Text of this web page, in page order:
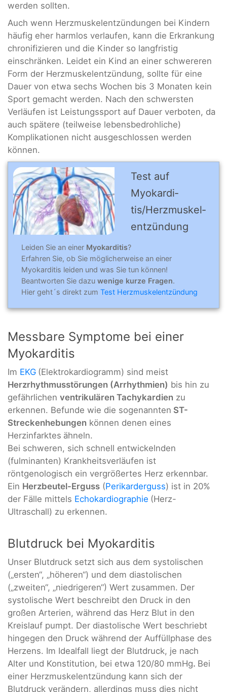
werden sollten.
Auch wenn Herzmuskelentzündungen bei Kindern
häufig eher harmlos verlaufen, kann die Erkrankung
chronifizieren und die Kinder so langfristig
einschränken. Leidet ein Kind an einer schwereren
Form der Herzmuskelentzündung, sollte für eine
Dauer von etwa sechs Wochen bis 3 Monaten kein
Sport gemacht werden. Nach den schwersten
Verläufen ist Leistungssport auf Dauer verboten, da
auch spätere (teilweise lebensbedrohliche)
Komplikationen nicht ausgeschlossen werden
können.
Test auf
Myokardi­
tis/Herz­muskel­
entzün­dung
Leiden Sie an einer Myokarditis?
Erfahren Sie, ob Sie möglicherweise an einer
Myokarditis leiden und was Sie tun können!
Beantworten Sie dazu wenige kurze Fragen.
Hier geht´s direkt zum Test Herzmuskelentzündung
Messbare Symptome bei einer
Myokarditis
Im EKG (Elektrokardiogramm) sind meist
Herzrhythmusstörungen (Arrhythmien) bis hin zu
gefährlichen ventrikulären Tachykardien zu
erkennen. Befunde wie die sogenannten ST-
Streckenhebungen können denen eines
Herzinfarktes ähneln.
Bei schweren, sich schnell entwickelnden
(fulminanten) Krankheitsverläufen ist
röntgenologisch ein vergrößertes Herz erkennbar.
Ein Herzbeutel-Erguss (Perikarderguss) ist in 20%
der Fälle mittels Echokardiographie (Herz-
Ultraschall) zu erkennen.
Blutdruck bei Myokarditis
Unser Blutdruck setzt sich aus dem systolischen
(„ersten“, „höheren“) und dem diastolischen
(„zweiten“, „niedrigeren“) Wert zusammen. Der
systolische Wert beschreibt den Druck in den
großen Arterien, während das Herz Blut in den
Kreislauf pumpt. Der diastolische Wert beschriebt
hingegen den Druck während der Auffüllphase des
Herzens. Im Idealfall liegt der Blutdruck, je nach
Alter und Konstitution, bei etwa 120/80 mmHg. Bei
einer Herzmuskelentzündung kann sich der
Blutdruck verändern, allerdings muss dies nicht